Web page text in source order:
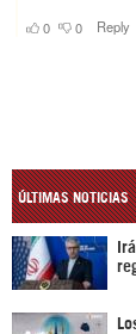
ÚLTIMAS NOTICIAS